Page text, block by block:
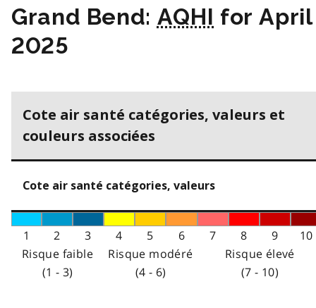
Grand Bend: AQHI for April
2025
Cote air santé catégories, valeurs et
couleurs associées
Cote air santé catégories, valeurs
1 2 3 4 5 6 7 8 9
10
Risque faible
(1 - 3)
Risque modéré
(4 - 6)
Risque élevé
(7 - 10)